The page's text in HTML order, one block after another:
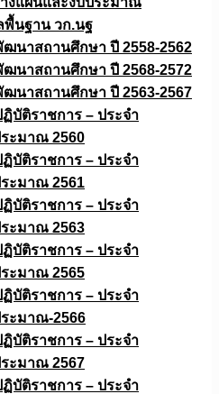
นฐาน วก.นฐ
นาสถานศึกษา ปี 2558-2562
นาสถานศึกษา ปี 2568-2572
นาสถานศึกษา ปี 2563-2567
บัติราชการ – ประจำ
ะมาณ 2560
บัติราชการ – ประจำ
ะมาณ 2561
บัติราชการ – ประจำ
ะมาณ 2563
บัติราชการ – ประจำ
ะมาณ 2565
บัติราชการ – ประจำ
ะมาณ-2566
บัติราชการ – ประจำ
ะมาณ 2567
บัติราชการ – ประจำ